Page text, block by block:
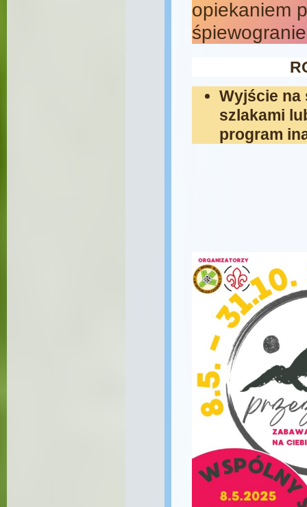
opiekaniem
Wyjście na
szlakami
program